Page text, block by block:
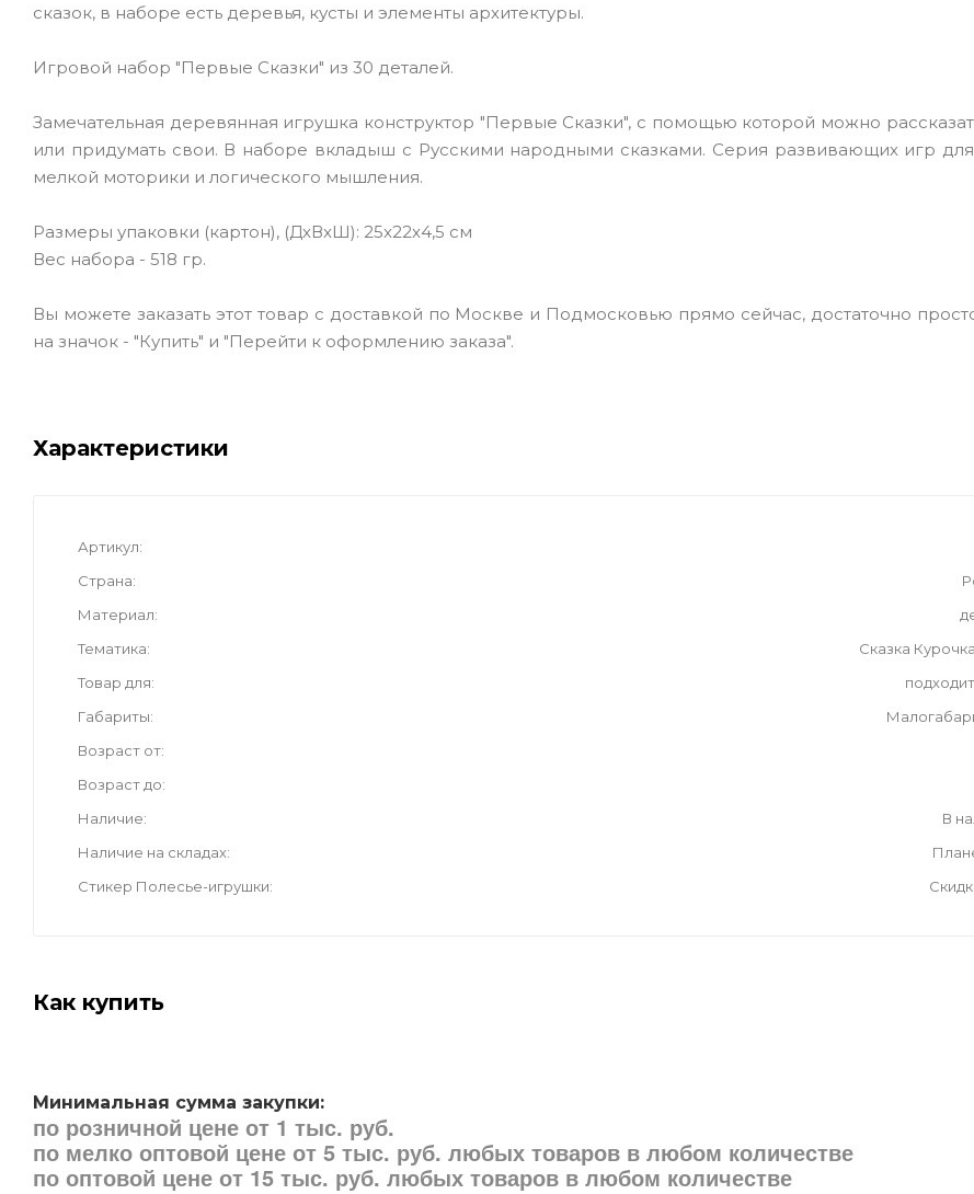
сказок, в наборе есть деревья, кусты и элементы архитектуры.
Игровой набор "Первые Сказки" из 30 деталей.
Замечательная деревянная игрушка конструктор "Первые Сказки", с помощью которой можно
или придумать свои. В наборе вкладыш с Русскими народными сказками. Серия развивающих игр для
мелкой моторики и логического мышления.
Размеры упаковки (картон), (ДxВxШ): 25x22x4,5 см
Вес набора - 518 гр.
Вы можете заказать этот товар с доставкой по Москве и Подмосковью прямо сейчас, достаточно
на значок - "Купить" и "Перейти к оформлению заказа".
Характеристики
Артикул
Страна
Материал
Тематика
Сказка
Товар для
Габариты
Возраст от
Возраст до
Наличие
В
Наличие на складах
Стикер Полесье-игрушки
Как купить
Минимальная сумма закупки:
по розничной цене от 1 тыс. руб.
по мелко оптовой цене от 5 тыс. руб. любых товаров в любом количестве
по оптовой цене от 15 тыс. руб. любых товаров в любом количестве